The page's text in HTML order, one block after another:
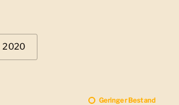
2020
Geringer Bestand